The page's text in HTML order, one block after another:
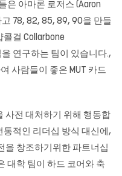
은 아마론 로저스 (Aaron
78, 82, 85, 89, 90을 만들
콜걸 Collarbone
을 연구하는 팀이 있습니다.,
사람들이 좋은 MUT 카드
사전 대처하기 위해 행동합
적인 리더십 방식 대신에,
을 창조하기위한 파트너십
대학 팀이 하드 코어와 축